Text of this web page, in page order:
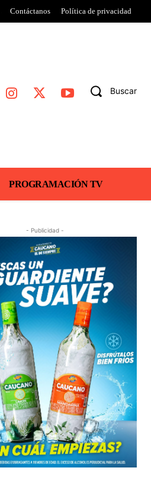
Contáctanos Política de privacidad
Buscar
PROGRAMACIÓN TV
- Publicidad -